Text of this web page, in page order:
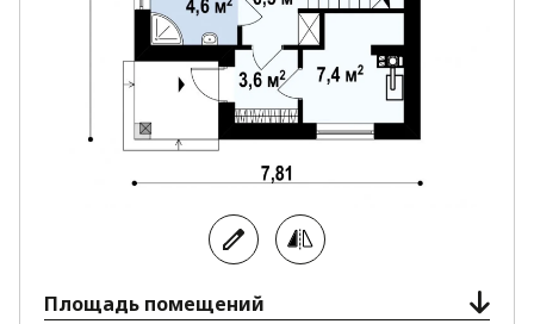
Площадь помещений